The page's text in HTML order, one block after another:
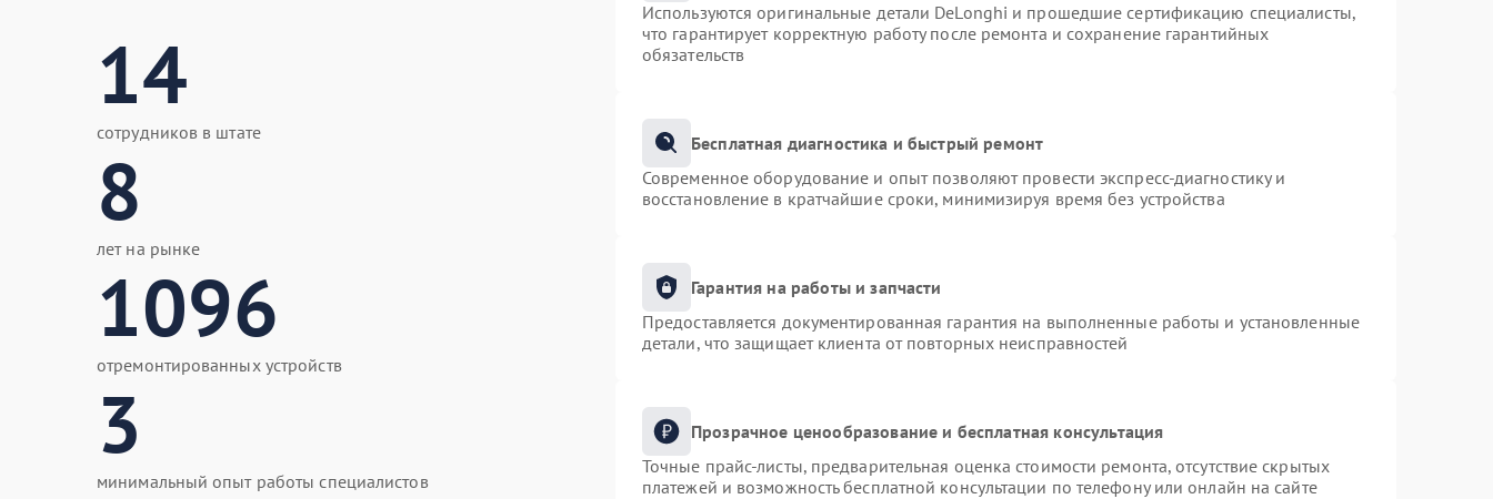
14
сотрудников в штате
8
лет на рынке
1096
отремонтированных устройств
3
минимальный опыт работы специалистов
Используются оригинальные детали DeLonghi и прошедшие сертификацию специалисты,
что гарантирует корректную работу после ремонта и сохранение гарантийных
обязательств
Бесплатная диагностика и быстрый ремонт
Современное оборудование и опыт позволяют провести экспресс-диагностику и
восстановление в кратчайшие сроки, минимизируя время без устройства
Гарантия на работы и запчасти
Предоставляется документированная гарантия на выполненные работы и установленные
детали, что защищает клиента от повторных неисправностей
Прозрачное ценообразование и бесплатная консультация
Точные прайс-листы, предварительная оценка стоимости ремонта, отсутствие скрытых
платежей и возможность бесплатной консультации по телефону или онлайн на сайте